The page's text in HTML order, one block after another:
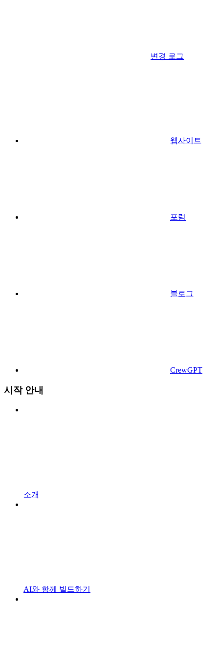
변경 로그
웹사이트
포럼
블로그
CrewGPT
시작 안내
소개
AI와 함께 빌드하기